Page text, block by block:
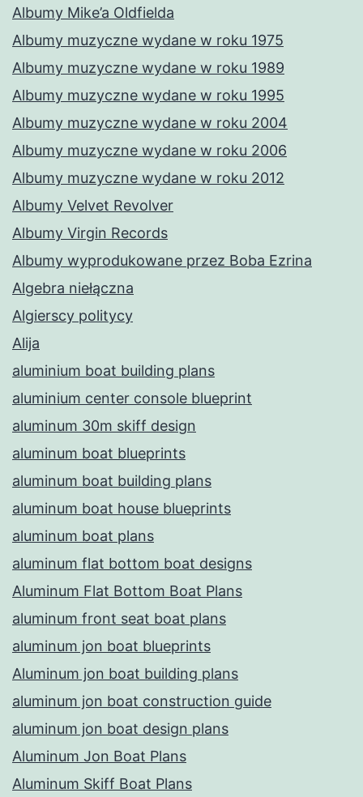
Albumy Mike’a Oldfielda
Albumy muzyczne wydane w roku 1975
Albumy muzyczne wydane w roku 1989
Albumy muzyczne wydane w roku 1995
Albumy muzyczne wydane w roku 2004
Albumy muzyczne wydane w roku 2006
Albumy muzyczne wydane w roku 2012
Albumy Velvet Revolver
Albumy Virgin Records
Albumy wyprodukowane przez Boba Ezrina
Algebra niełączna
Algierscy politycy
Alija
aluminium boat building plans
aluminium center console blueprint
aluminum 30m skiff design
aluminum boat blueprints
aluminum boat building plans
aluminum boat house blueprints
aluminum boat plans
aluminum flat bottom boat designs
Aluminum Flat Bottom Boat Plans
aluminum front seat boat plans
aluminum jon boat blueprints
Aluminum jon boat building plans
aluminum jon boat construction guide
aluminum jon boat design plans
Aluminum Jon Boat Plans
Aluminum Skiff Boat Plans